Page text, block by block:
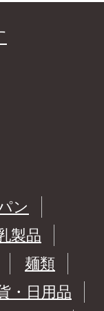
ン
製品
麺類
・日用品